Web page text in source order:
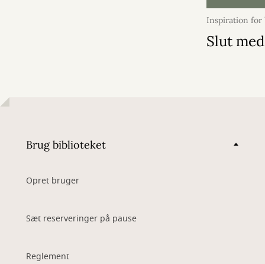
Inspiration for
2024
Slut
Brug biblioteket
Opret bruger
Sæt reserveringer på pause
Reglement